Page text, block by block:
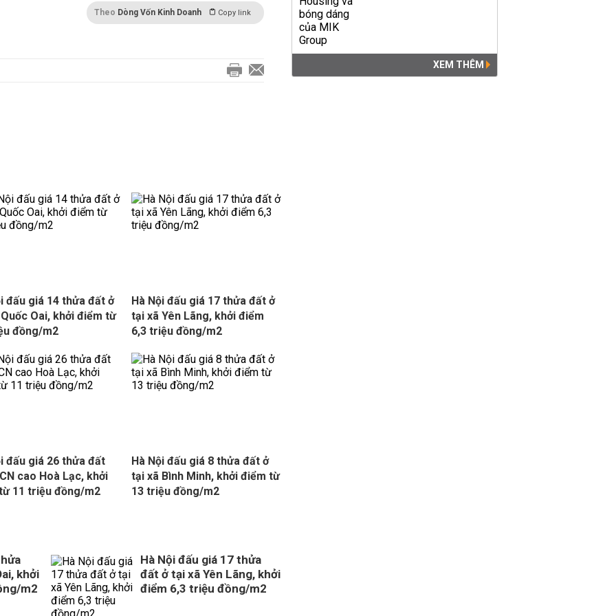
Theo Dòng Vốn Kinh Doanh Copy link
đấu giá 14 thửa đất ở
Oai, khởi điểm từ
đồng/m2
Hà Nội đấu giá 17 thửa đất ở
tại xã Yên Lãng, khởi điểm
6,3 triệu đồng/m2
đấu giá 26 thửa đất
cao Hoà Lạc, khởi
11 triệu đồng/m2
Hà Nội đấu giá 8 thửa đất ở
tại xã Bình Minh, khởi điểm từ
13 triệu đồng/m2
khởi
m2
Hà Nội đấu giá 17 thửa
đất ở tại xã Yên Lãng, khởi
điểm 6,3 triệu đồng/m2
XEM THÊM